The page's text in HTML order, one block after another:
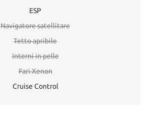
ESP
Navigatore satellitare
Tetto apribile
Interni in pelle
Fari Xenon
Cruise Control